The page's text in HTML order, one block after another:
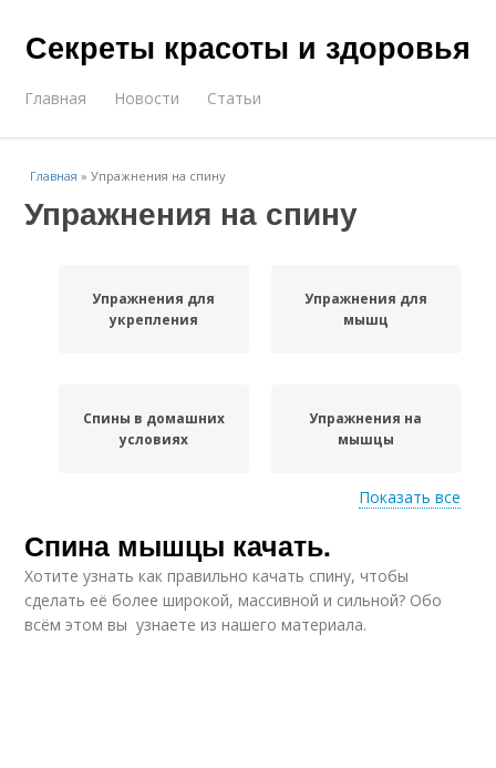
Секреты красоты и здоровья
Главная Новости Статьи
Главная »Упражнения на спину
Упражнения на спину
Упражнения для
укрепления
Упражнения для
мышц
Спины в домашних
условиях
Упражнения на
мышцы
Спины в тренажёрном
зале
Тренировки для
широкой спины
Показать все
Спина мышцы качать.
Хотите узнать как правильно качать спину, чтобы
сделать её более широкой, массивной и сильной? Обо
всём этом вы узнаете из нашего материала.